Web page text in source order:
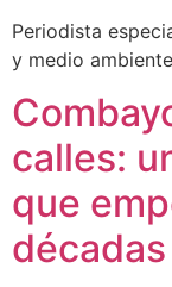
Periodista
y medio
calles:
que
décadas